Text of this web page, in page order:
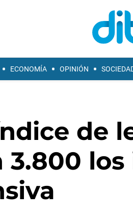
ECONOMÍA OPINIÓN
de
3.800